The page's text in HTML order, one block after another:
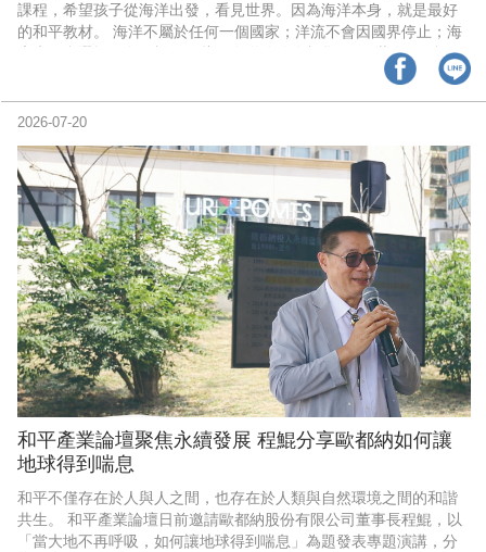
課程，希望孩子從海洋出發，看見世界。因為海洋本身，就是最好
的和平教材。 海洋不屬於任何一個國家；洋流不會因國界停止；海
廢也不會選擇漂向哪裡。因此，海洋迫使人類學習： ‧共存； ‧合
作； ‧永續； ‧彼此依存。 而這些，正是和平產業最核心的價值。 我
們希望孩子未來成為的，不只是會考試的人，而是： ‧能理解世界的
人； ‧願意關心環境的人； ‧能與不同文化合作的人； ‧願意為公共問
和平產業論壇聚焦永續發展 程鯤分享歐都納如何讓
地球得到喘息
和平不僅存在於人與人之間，也存在於人類與自然環境之間的和諧
共生。 和平產業論壇日前邀請歐都納股份有限公司董事長程鯤，以
「當大地不再呼吸，如何讓地球得到喘息」為題發表專題演講，分
2026-07-20